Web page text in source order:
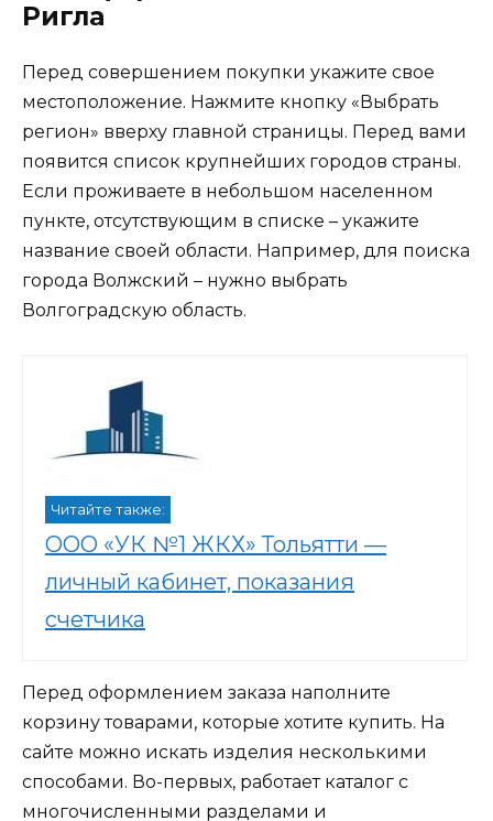
Ригла
Перед совершением покупки укажите свое
местоположение. Нажмите кнопку «Выбрать
регион» вверху главной страницы. Перед вами
появится список крупнейших городов страны.
Если проживаете в небольшом населенном
пункте, отсутствующим в списке – укажите
название своей области. Например, для поиска
города Волжский – нужно выбрать
Волгоградскую область.
Читайте также:
ООО «УК №1 ЖКХ» Тольятти —
личный кабинет, показания
счетчика
Перед оформлением заказа наполните
корзину товарами, которые хотите купить. На
сайте можно искать изделия несколькими
способами. Во-первых, работает каталог с
многочисленными разделами и